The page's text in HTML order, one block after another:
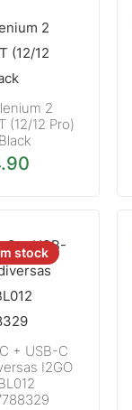
2
(12/12 Pro)
stock
+ USB-C
I2GO